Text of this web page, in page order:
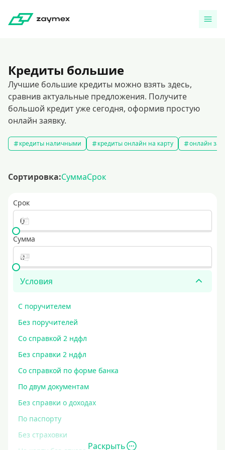
Кредиты большие
Лучшие большие кредиты можно взять здесь,
сравнив актуальные предложения. Получите
большой кредит уже сегодня, оформив простую
онлайн заявку.
кредиты наличными кредиты онлайн на карту онлайн
Сортировка:СуммаСрок
Срок
Сумма
Условия
С поручителем
Без поручителей
Со справкой 2 ндфл
Без справки 2 ндфл
Со справкой по форме банка
По двум документам
Без справки о доходах
По паспорту
Без страховки
Раскрыть